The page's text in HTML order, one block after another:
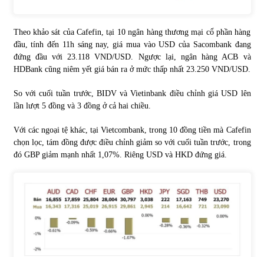
09/11/2021
Chứng khoán ngày 12/10/2021: Top 10 cổ phiếu nổi bật
13/10/2021
Theo khảo sát của Cafefin, tại 10 ngân hàng thương mại cổ phần hàng
đầu, tính đến 11h sáng nay, giá mua vào USD của Sacombank đang
đứng đầu với 23.118 VND/USD. Ngược lại, ngân hàng ACB và
HDBank cũng niêm yết giá bán ra ở mức thấp nhất 23.250 VND/USD.
So với cuối tuần trước, BIDV và Vietinbank điều chỉnh giá USD lên
lần lượt 5 đồng và 3 đồng ở cả hai chiều.
Với các ngoại tệ khác, tại Vietcombank, trong 10 đồng tiền mà Cafefin
chọn lọc, tám đồng được điều chỉnh giảm so với cuối tuần trước, trong
đó GBP giảm mạnh nhất 1,07%. Riêng USD và HKD đứng giá.